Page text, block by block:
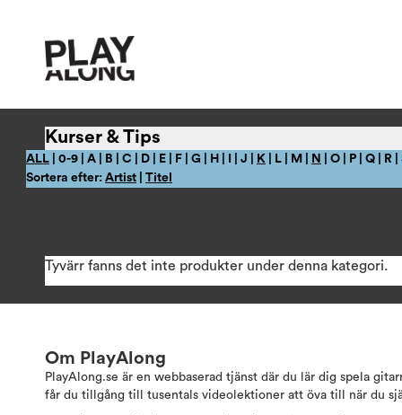
Kurser & Tips
ALL | 0-9 | A | B | C | D | E | F | G | H | I | J | K | L | M | N
| O | P | Q | R
Sortera efter: Artist Titel
Tyvärr fanns det inte produkter under denna kategori.
Om PlayAlong
PlayAlong.se är en webbaserad tjänst där du lär dig spela
får du tillgång till tusentals videolektioner att öva till när du